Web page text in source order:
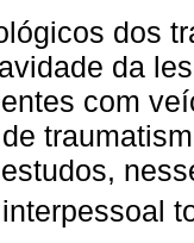
dos
da
com